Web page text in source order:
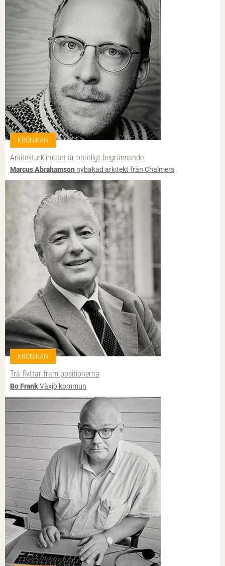
KRÖNIKAN
Arkitektur­klimatet är onödigt begränsande
Marcus Abrahamson nybakad arkitekt från Chalmers
KRÖNIKAN
Trä flyttar fram positionerna
Bo FrankVäxjö kommun